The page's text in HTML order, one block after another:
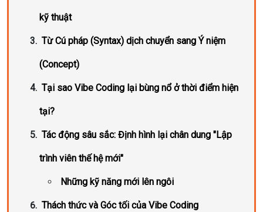
kỹ thuật
Từ Cú pháp (Syntax) dịch chuyển sang Ý niệm
(Concept)
Tại sao Vibe Coding lại bùng nổ ở thời điểm hiện
tại?
Tác động sâu sắc: Định hình lại chân dung "Lập
trình viên thế hệ mới"
Những kỹ năng mới lên ngôi
Thách thức và Góc tối của Vibe Coding